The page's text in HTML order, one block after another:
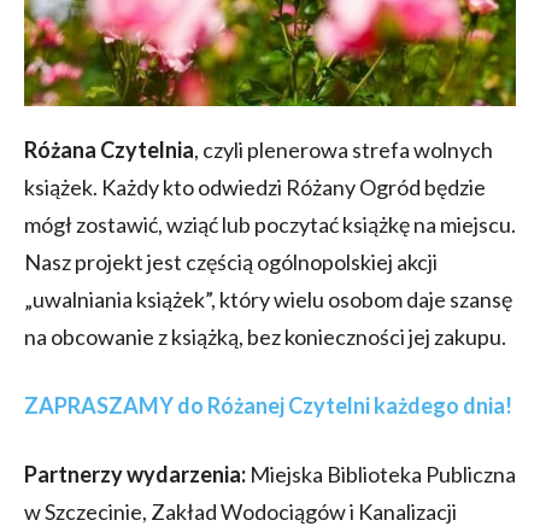
Różana Czytelnia, czyli plenerowa strefa wolnych
książek. Każdy kto odwiedzi Różany Ogród będzie
mógł zostawić, wziąć lub poczytać książkę na miejscu.
Nasz projekt jest częścią ogólnopolskiej akcji
„uwalniania książek”, który wielu osobom daje szansę
na obcowanie z książką, bez konieczności jej zakupu.
ZAPRASZAMY do Różanej Czytelni każdego dnia!
Partnerzy wydarzenia: Miejska Biblioteka Publiczna
w Szczecinie, Zakład Wodociągów i Kanalizacji